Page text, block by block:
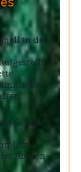
in der
Grund
für den